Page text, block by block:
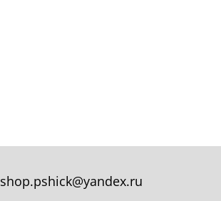
shop.pshick@yandex.ru